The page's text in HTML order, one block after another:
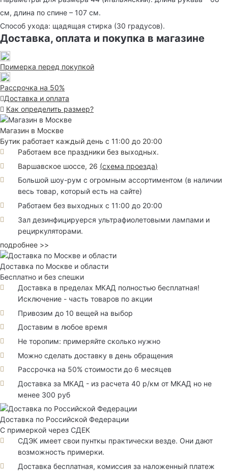
см, длина по спине – 107 см.
Способ ухода: щадящая стирка (30 градусов).
Доставка, оплата и покупка в магазине
Примерка перед покупкой
Рассрочка на 50%
Доставка и оплата
Как определить размер?
Магазин в Москве
Бутик работает каждый день с 11:00 до 20:00
Работаем все праздники без выходных.
Варшавское шоссе, 26 (схема проезда)
Большой шоу-рум с огромным ассортиментом (в наличии
весь товар, который есть на сайте)
Работаем без выходных с 11:00 до 20:00
Зал дезинфицируерся ультрафиолетовыми лампами и
рециркуляторами.
подробнее >>
Доставка по Москве и области
Бесплатно и без спешки
Доставка в пределах МКАД полностью бесплатная!
Исключение - часть товаров по акции
Привозим до 10 вещей на выбор
Доставим в любое время
Не торопим: примеряйте сколько нужно
Можно сделать доставку в день обращения
Рассрочка на 50% стоимости до 6 месяцев
Доставка за МКАД - из расчета 40 р/км от МКАД но не
менее 300 руб
Доставка по Российской Федерации
С примеркой через СДЕК
СДЭК имеет свои пунткы практически везде. Они дают
возможность примерки.
Доставка бесплатная, комиссия за наложенный платеж